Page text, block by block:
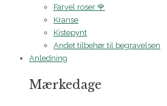
Farvel roser 🌹
Kranse
Kistepynt
Andet tilbehør til begravelsen
Anledning
Mærkedage